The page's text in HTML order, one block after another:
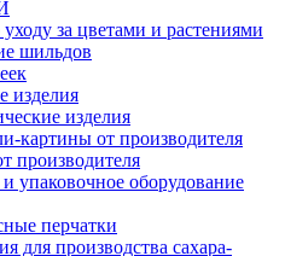
за цветами и растениями
шильдов
изделия
изделия
картины от производителя
производителя
упаковочное оборудование
перчатки
для производства сахара-